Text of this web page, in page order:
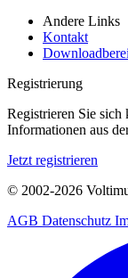
Andere Links
Kontakt
Registrierung
Registrieren Sie sich
Informationen aus
Jetzt registrieren
© 2002-2026
AGB Datenschutz